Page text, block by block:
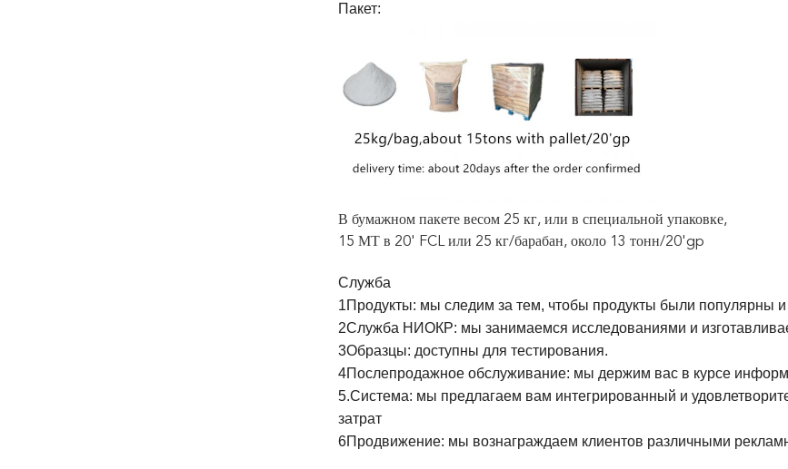
Пакет:
В бумажном пакете весом 25 кг, или в специальной упаковке,
15 МТ в 20' FCL или 25 кг/барабан, около 13 тонн/20'gp
Служба
1Продукты: мы следим за тем, чтобы продукты были популярны
2Служба НИОКР: мы занимаемся исследованиями и
3Образцы: доступны для тестирования.
4Послепродажное обслуживание: мы держим вас в курсе
5.Система: мы предлагаем вам интегрированный и
затрат
6Продвижение: мы вознаграждаем клиентов различными